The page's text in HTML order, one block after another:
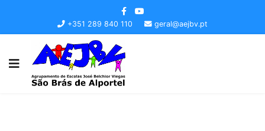
+351 289 840 110 geral@aejbv.pt